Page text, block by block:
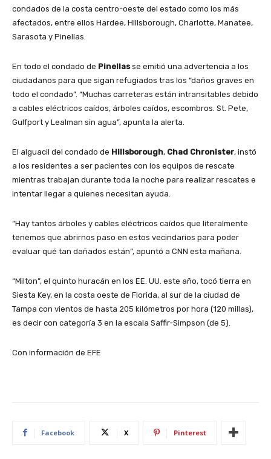
condados de la costa centro-oeste del estado como los más
afectados, entre ellos Hardee, Hillsborough, Charlotte, Manatee,
Sarasota y Pinellas.
En todo el condado de Pinellasse emitió una advertencia a los
ciudadanos para que sigan refugiados tras los “daños graves en
todo el condado”. “Muchas carreteras están intransitables debido
a cables eléctricos caídos, árboles caídos, escombros. St. Pete,
Gulfport y Lealman sin agua”, apunta la alerta.
El alguacil del condado de Hillsborough, Chad Chronister, instó
a los residentes a ser pacientes con los equipos de rescate
mientras trabajan durante toda la noche para realizar rescates e
intentar llegar a quienes necesitan ayuda.
“Hay tantos árboles y cables eléctricos caídos que literalmente
tenemos que abrirnos paso en estos vecindarios para poder
evaluar qué tan dañados están”, apuntó a CNN esta mañana.
“Milton”, el quinto huracán en los EE. UU. este año, tocó tierra en
Siesta Key, en la costa oeste de Florida, al sur de la ciudad de
Tampa con vientos de hasta 205 kilómetros por hora (120 millas),
es decir con categoría 3 en la escala Saffir-Simpson (de 5).
Con información de EFE
Facebook X Pinterest